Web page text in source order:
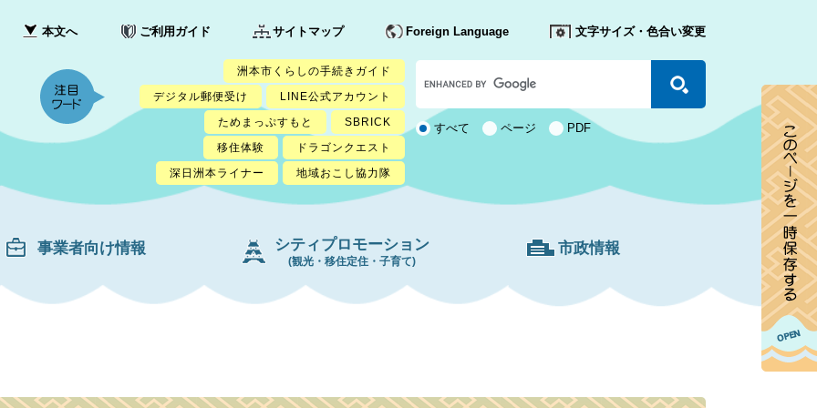
本文へ ご利用ガイド サイトマップ Foreign Language 文字サイズ・色合い変更
洲本市くらしの手続きガイド
デジタル郵便受け
LINE公式アカウント
ためまっぷすもと
SBRICK
移住体験
ドラゴンクエスト
深日洲本ライナー
地域おこし協力隊
カ
ス
タ
ム
検 すべて ページ PDF
事業者向け情報 シティプロモーション
(観光・移住定住・子育て)
市政情報